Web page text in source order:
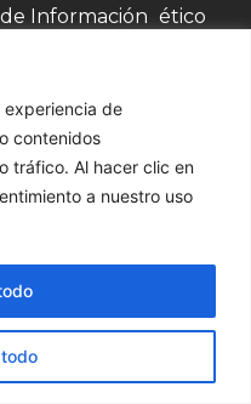
experiencia de
contenidos
tráfico. Al hacer clic en
a nuestro uso
de Información ético
de Jaulas de